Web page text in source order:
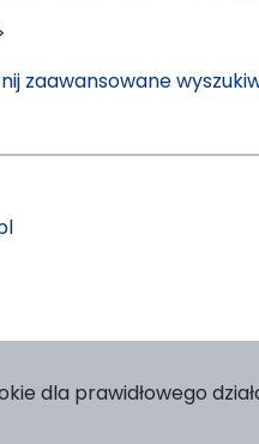
zaawansowane
dla prawidłowego